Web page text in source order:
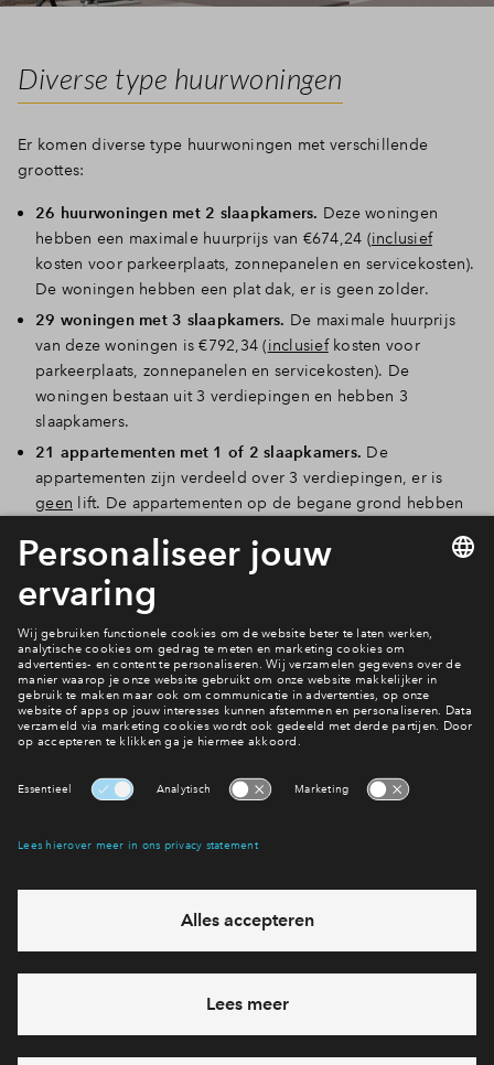
Diverse type huurwoningen
Er komen diverse type huurwoningen met verschillende
groottes:
26 huurwoningen met 2 slaapkamers. Deze woningen
hebben een maximale huurprijs van €674,24 (inclusief
kosten voor parkeerplaats, zonnepanelen en servicekosten).
De woningen hebben een plat dak, er is geen zolder.
29 woningen met 3 slaapkamers. De maximale huurprijs
van deze woningen is €792,34 (inclusiefkosten voor
parkeerplaats, zonnepanelen en servicekosten). De
woningen bestaan uit 3 verdiepingen en hebben 3
slaapkamers.
21 appartementen met 1 of 2 slaapkamers. De
appartementen zijn verdeeld over 3 verdiepingen, er is
geen lift. De appartementen op de begane grond hebben
maximale huurprijs van deze is €697,34 (
voor parkeerplaats, zonnepanelen en servicekosten)
Bekijk het woningaanbod
Interesse? Meld je dan snel aan
Hiermee blijf je op de hoogte van het belangrijkste nieuws en
Ja, ik wil mij aanmelden
Heb je een vraag en wil je direct antwoord? Bel ons op
71 22 198